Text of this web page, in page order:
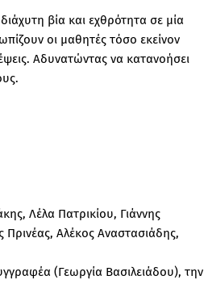
βία και εχθρότητα σε μία
οι μαθητές τόσο εκείνον
Αδυνατώντας να κατανοήσει
Λέλα Πατρικίου, Γιάννης
Πρινέας, Αλέκος Αναστασιάδης,
(Γεωργία Βασιλειάδου), την